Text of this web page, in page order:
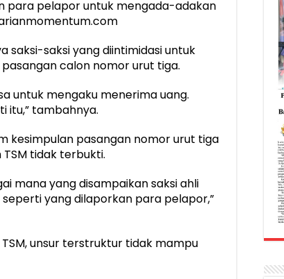
para pelapor untuk mengada-adakan
saksi-saksi yang diintimidasi untuk
calon nomor urut tiga.
untuk mengaku menerima uang.
itu,” tambahnya.
kesimpulan pasangan nomor urut tiga
tidak terbukti.
mana yang disampaikan saksi ahli
yang dilaporkan para pelapor,”
unsur terstruktur tidak mampu